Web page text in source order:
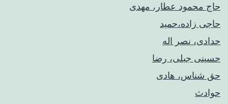
حاج محمود عطار، مهدی
حاجی زاده،حمید
حدادی، نصر اله
حسینی جبلی، رضا
حق شناس، هادی
حوادث